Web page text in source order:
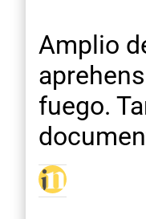
Amplio
fuego.